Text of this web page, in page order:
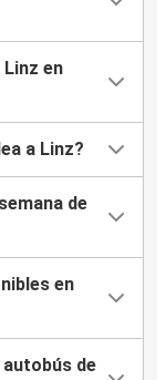
en
a Linz?
de
en
autobús de